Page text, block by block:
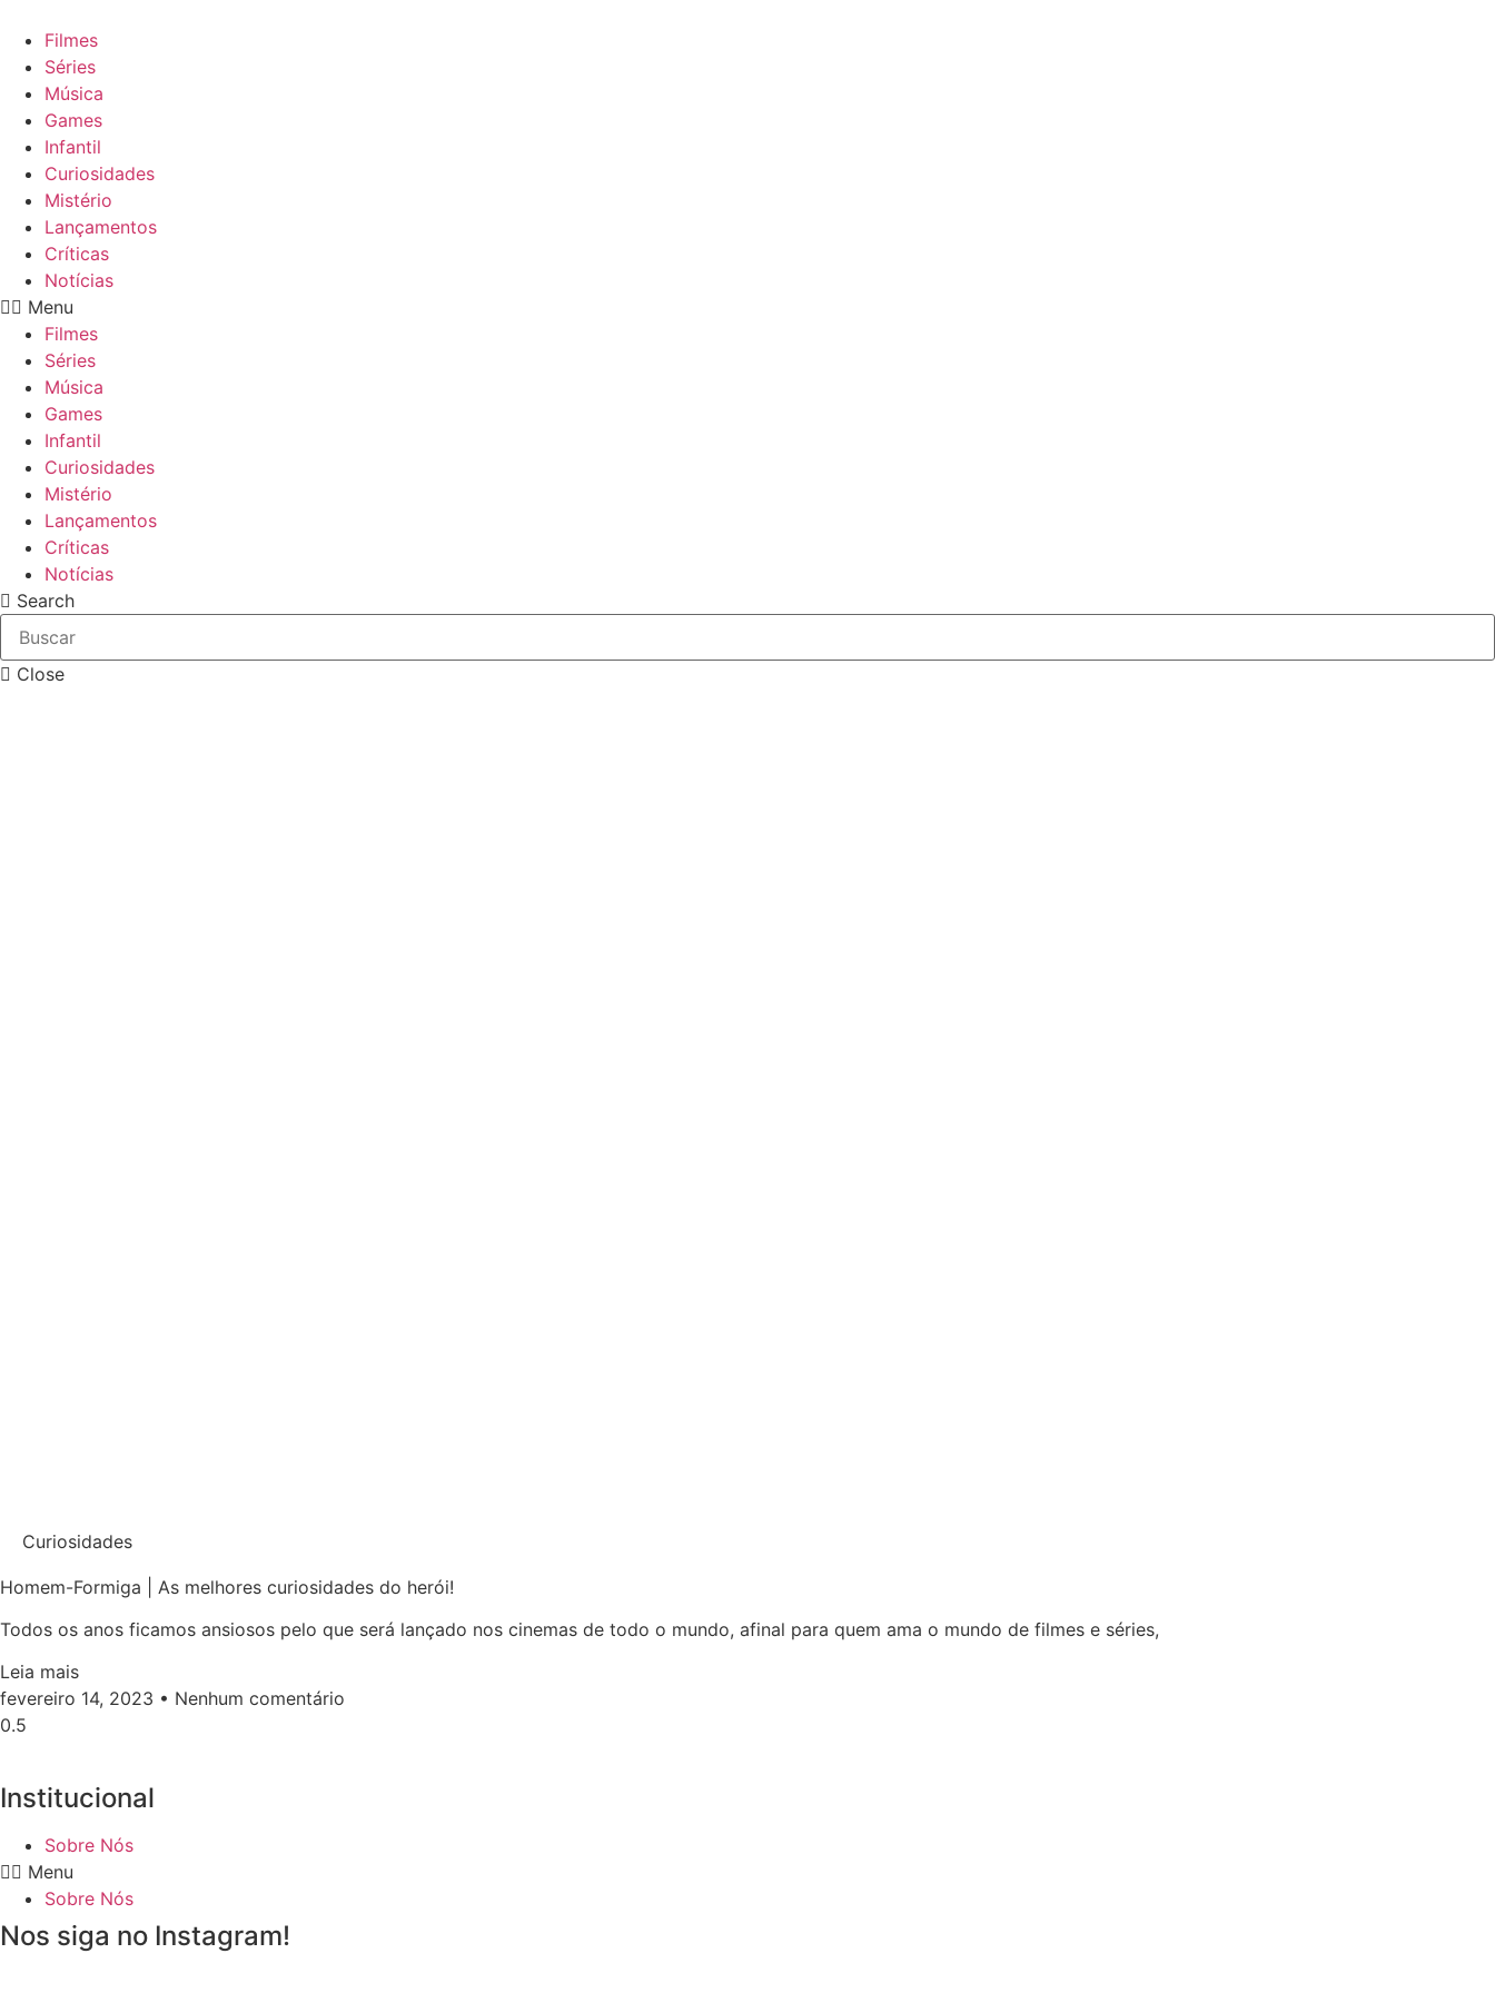
para
conteúdo
Filmes
Séries
Música
Games
Infantil
Curiosidades
Mistério
Lançamentos
Críticas
Notícias
Menu
Filmes
Séries
Música
Games
Infantil
Curiosidades
Mistério
Lançamentos
Críticas
Notícias
Search
Close
Curiosidades
Homem-Formiga | As melhores curiosidades do herói!
Todos os anos ficamos ansiosos pelo que será lançado nos cinemas de todo o mundo, afinal para quem ama o mundo de filmes e séries,
Leia mais
fevereiro 14, 2023
Nenhum comentário
Institucional
Sobre Nós
Menu
Sobre Nós
Nos siga no Instagram!